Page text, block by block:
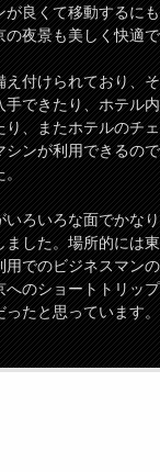
が良くて移動するに
の夜景も美しく快適
え付けられており、
手できたり、ホテル
り、またホテルのチ
シンが利用できるの
。
いろいろな面でかな
ました。場所的には
用でのビジネスマン
へのショートトリッ
ったと思っています。